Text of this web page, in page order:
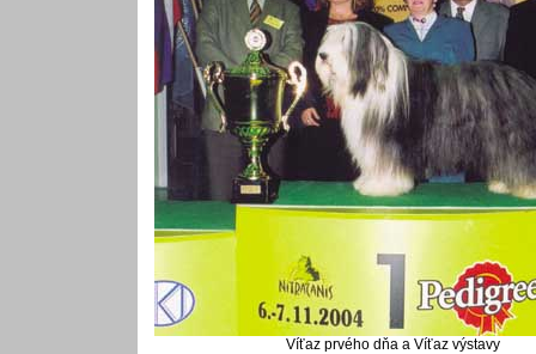
Víťaz prvého dňa a Víťaz výstavy